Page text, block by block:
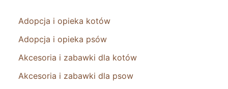
Adopcja i opieka kotów
Adopcja i opieka psów
Akcesoria i zabawki dla kotów
Akcesoria i zabawki dla psow